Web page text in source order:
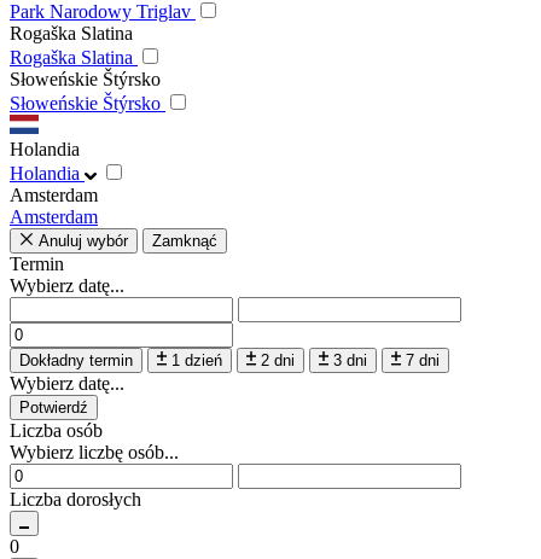
Park Narodowy Triglav
Rogaška Slatina
Rogaška Slatina
Słoweńskie Štýrsko
Słoweńskie Štýrsko
Holandia
Holandia
Amsterdam
Amsterdam
Anuluj wybór Zamknąć
Termin
Wybierz datę...
Dokładny termin 1 dzień 2 dni 3 dni 7 dni
Wybierz datę...
Potwierdź
Liczba osób
Wybierz liczbę osób...
Liczba dorosłych
0